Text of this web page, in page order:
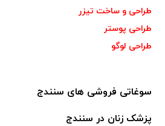
طراحی و ساخت تیزر
طراحی پوستر
طراحی لوگو
سوغاتی فروشی های سنندج
پزشک زنان در سنندج